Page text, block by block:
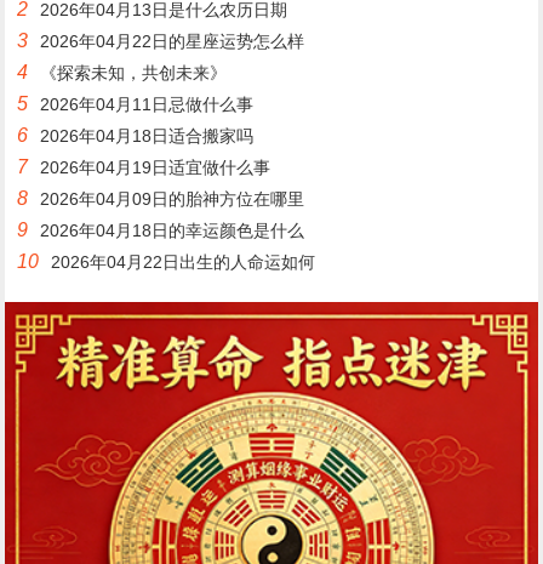
2 2026年04月13日是什么农历日期
3 2026年04月22日的星座运势怎么样
4 《探索未知，共创未来》
5 2026年04月11日忌做什么事
6 2026年04月18日适合搬家吗
7 2026年04月19日适宜做什么事
8 2026年04月09日的胎神方位在哪里
9 2026年04月18日的幸运颜色是什么
10 2026年04月22日出生的人命运如何